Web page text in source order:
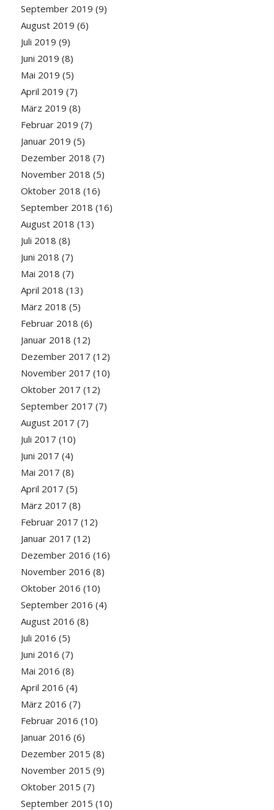
September 2019 (9)
August 2019 (6)
Juli 2019 (9)
Juni 2019 (8)
Mai 2019 (5)
April 2019 (7)
März 2019 (8)
Februar 2019 (7)
Januar 2019 (5)
Dezember 2018 (7)
November 2018 (5)
Oktober 2018 (16)
September 2018 (16)
August 2018 (13)
Juli 2018 (8)
Juni 2018 (7)
Mai 2018 (7)
April 2018 (13)
März 2018 (5)
Februar 2018 (6)
Januar 2018 (12)
Dezember 2017 (12)
November 2017 (10)
Oktober 2017 (12)
September 2017 (7)
August 2017 (7)
Juli 2017 (10)
Juni 2017 (4)
Mai 2017 (8)
April 2017 (5)
März 2017 (8)
Februar 2017 (12)
Januar 2017 (12)
Dezember 2016 (16)
November 2016 (8)
Oktober 2016 (10)
September 2016 (4)
August 2016 (8)
Juli 2016 (5)
Juni 2016 (7)
Mai 2016 (8)
April 2016 (4)
März 2016 (7)
Februar 2016 (10)
Januar 2016 (6)
Dezember 2015 (8)
November 2015 (9)
Oktober 2015 (7)
September 2015 (10)